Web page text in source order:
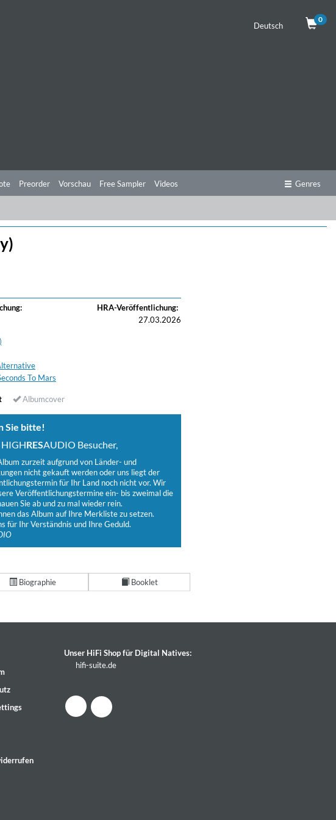
Deutsch
0
Preorder Vorschau Free Sampler Videos Genres
HRA-Veröffentlichung:
27.03.2026
To Mars
Albumcover
Sie bitte!
HIGHRESAUDIO Besucher,
zurzeit aufgrund von Länder- und
nicht gekauft werden oder uns liegt der
für Ihr Land noch nicht vor. Wir
Veröffentlichungstermine ein- bis zweimal die
Sie ab und zu mal wieder rein.
das Album auf Ihre Merkliste zu setzen.
für Ihr Verständnis und Ihre Geduld.
Biographie Booklet
Unser HiFi Shop für Digital Natives:
hifi-suite.de